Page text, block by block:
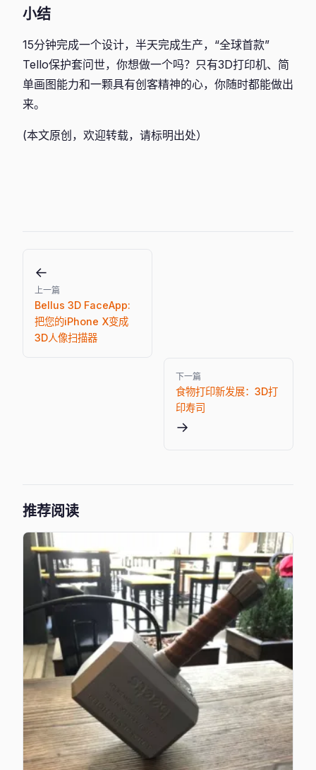
小结
15分钟完成一个设计，半天完成生产，“全球首款”
Tello保护套问世，你想做一个吗？只有3D打印机、简
单画图能力和一颗具有创客精神的心，你随时都能做出
来。
(本文原创，欢迎转载，请标明出处）
←
上一篇
Bellus 3D FaceApp:
把您的iPhone X变成
3D人像扫描器
下一篇
食物打印新发展：3D打
印寿司
→
推荐阅读